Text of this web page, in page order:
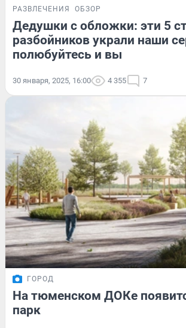
РАЗВЛЕЧЕНИЯ ОБЗОР
Дедушки с обложки: эти 5
разбойников украли наши
полюбуйтесь и вы
30 января, 2025, 16:00 4 355 7
ГОРОД
На тюменском ДОКе
парк